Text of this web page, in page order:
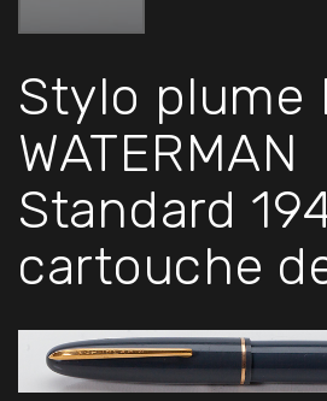
Stylo plume
WATERMAN
Standard
cartouche